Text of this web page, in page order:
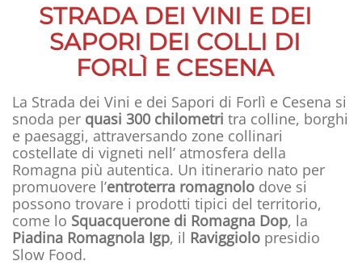
STRADA DEI VINI E DEI
SAPORI DEI COLLI DI
FORLÌ E CESENA
La Strada dei Vini e dei Sapori di Forlì e Cesena si
snoda per quasi 300 chilometri tra colline, borghi
e paesaggi, attraversando zone collinari
costellate di vigneti nell’ atmosfera della
Romagna più autentica. Un itinerario nato per
promuovere l’entroterra romagnolo dove si
possono trovare i prodotti tipici del territorio,
come lo Squacquerone di Romagna Dop, la
Piadina Romagnola Igp, il Raviggiolo presidio
Slow Food.